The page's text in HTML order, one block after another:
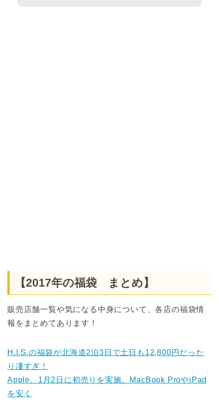
【2017年の福袋 まとめ】
販売店舗一覧や気になる中身について、各店の福袋情
報をまとめてあります！
H.I.S.の福袋が北海道2泊3日で土日も12,800円だった
り凄すぎ！
Apple、1月2日に初売りを実施。MacBook ProやiPad
を安く